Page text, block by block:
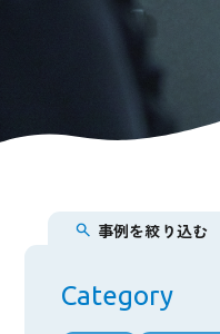
トップページ
サービスメニュー
内装・外装リフォーム
水回りのリフォーム
事例を絞り込む
Category